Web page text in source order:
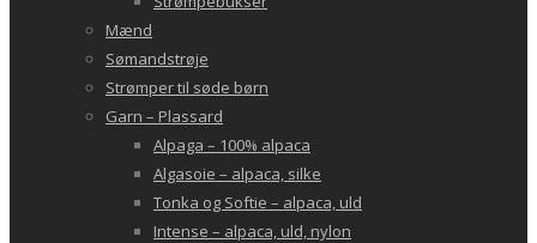
Mænd
Sømandstrøje
Strømper til søde børn
Garn – Plassard
Alpaga – 100% alpaca
Algasoie – alpaca, silke
Tonka og Softie – alpaca, uld
Intense – alpaca, uld, nylon